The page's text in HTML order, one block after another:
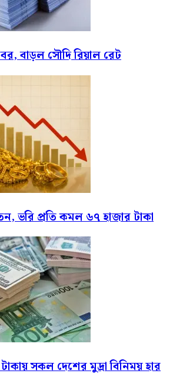
বাড়ল সৌদি রিয়াল রেট
ভরি প্রতি কমল ৬৭ হাজার টাকা
সকল দেশের মুদ্রা বিনিময় হার